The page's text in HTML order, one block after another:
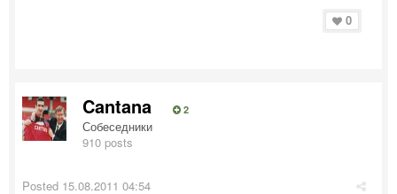
0
Cantana 2
Собеседники
910 posts
Posted 15.08.2011 04:54